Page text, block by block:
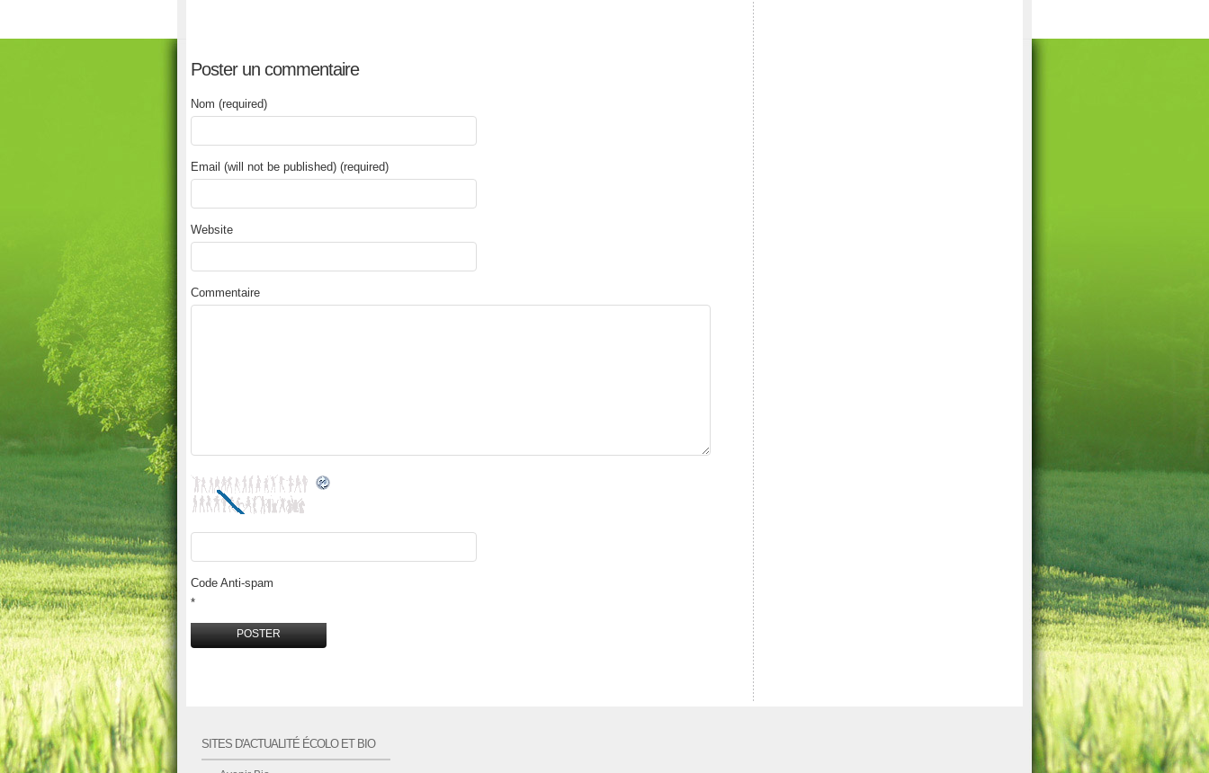
Poster un commentaire
Nom (required)
Email (will not be published) (required)
Website
Commentaire
Code Anti-spam
*
SITES D'ACTUALITÉ ÉCOLO ET BIO